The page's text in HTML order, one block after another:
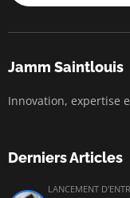
Jamm Saintlouis
Innovation, expertise
Derniers Articles
LANCEMENT